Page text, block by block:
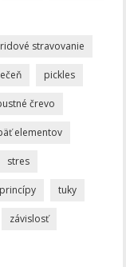
stravovanie
pickles
črevo
elementov
stres
tuky
závislosť